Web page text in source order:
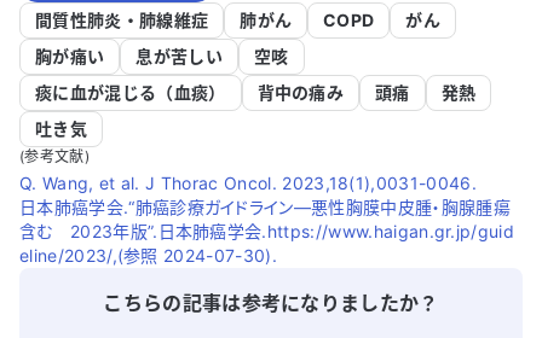
間質性肺炎・肺線維症 肺がん COPD
がん
胸が痛い
息が苦しい
空咳
痰に血が混じる（血痰）
背中の痛み 頭痛
発熱
吐き気
(参考文献)
Q. Wang, et al. J Thorac Oncol. 2023,18(1),0031-0046.
日本肺癌学会.“肺癌診療ガイドライン―悪性胸膜中皮腫・胸腺腫瘍
含む 2023年版”.日本肺癌学会.https://www.haigan.gr.jp/guid
eline/2023/,(参照 2024-07-30).
こちらの記事は参考になりましたか？